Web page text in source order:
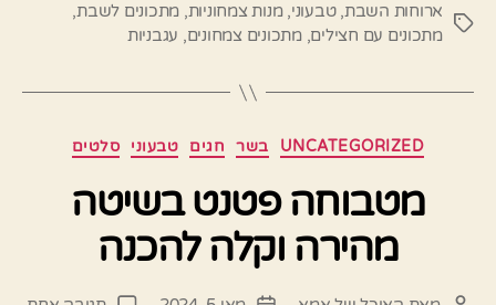
תגיות
ארוחות השבת,טבעוני,מנות צמחוניות, מתכונים לשבת,
מתכונים עם חצילים,מתכונים צמחונים, עגבניות
קטגוריות UNCATEGORIZED בשר חגים טבעוני סלטים
מטבוחה פטנט בשיטה
מהירה וקלה להכנה